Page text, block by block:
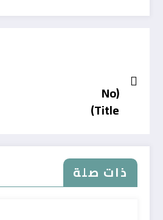
(No
Title)
ذات صلة